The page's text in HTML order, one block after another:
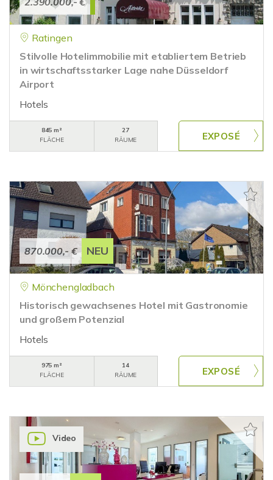
Ratingen
Stilvolle Hotelimmobilie mit etabliertem Betrieb
in wirtschaftsstarker Lage nahe Düsseldorf
Airport
Hotels
845 m²
FLÄCHE
27
RÄUME
870.000,- € NEU
Mönchengladbach
Historisch gewachsenes Hotel mit Gastronomie
und großem Potenzial
Hotels
975 m²
FLÄCHE
14
RÄUME
Video